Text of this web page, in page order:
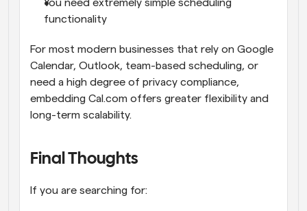
You need extremely simple scheduling
functionality
For most modern businesses that rely on Google
Calendar, Outlook, team-based scheduling, or
need a high degree of privacy compliance,
embedding Cal.com offers greater flexibility and
long-term scalability.
Final Thoughts
If you are searching for: